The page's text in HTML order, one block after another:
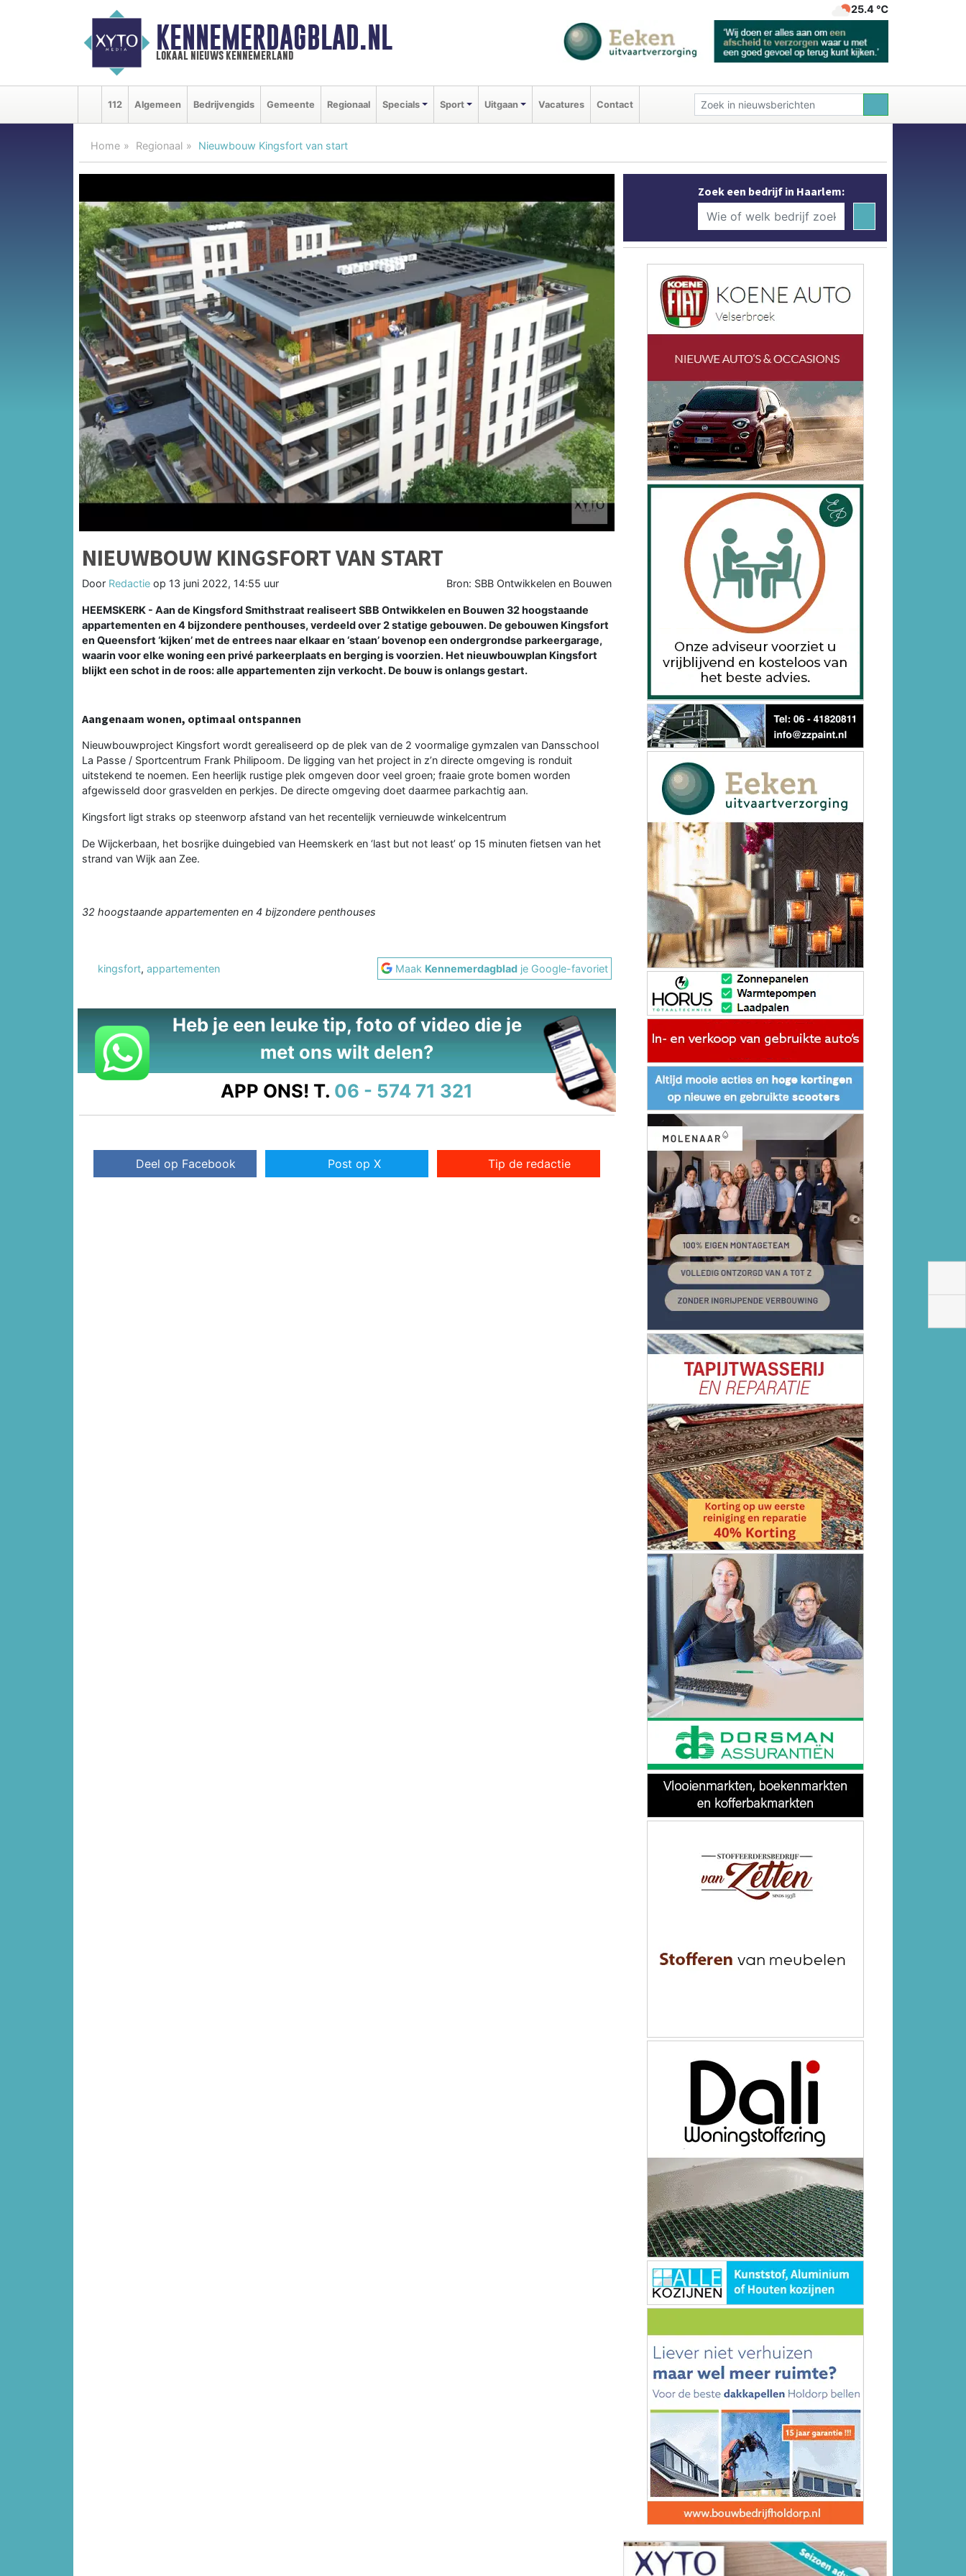
KENNEMERDAGBLAD.NL
lokaal nieuws kennemerland
25.4 ℃
112 Algemeen Bedrijvengids Gemeente Regionaal Specials Sport Uitgaan Vacatures Contact
Home Regionaal Nieuwbouw Kingsfort van start
NIEUWBOUW KINGSFORT VAN START
Door Redactie op 13 juni 2022, 14:55 uur Bron: SBB Ontwikkelen en Bouwen
HEEMSKERK - Aan de Kingsford Smithstraat realiseert SBB Ontwikkelen en Bouwen 32 hoogstaande
appartementen en 4 bijzondere penthouses, verdeeld over 2 statige gebouwen. De gebouwen Kingsfort
en Queensfort ‘kijken’ met de entrees naar elkaar en ‘staan’ bovenop een ondergrondse parkeergarage,
waarin voor elke woning een privé parkeerplaats en berging is voorzien. Het nieuwbouwplan Kingsfort
blijkt een schot in de roos: alle appartementen zijn verkocht. De bouw is onlangs gestart.
Aangenaam wonen, optimaal ontspannen
Nieuwbouwproject Kingsfort wordt gerealiseerd op de plek van de 2 voormalige gymzalen van Dansschool
La Passe / Sportcentrum Frank Philipoom. De ligging van het project in z’n directe omgeving is ronduit
uitstekend te noemen. Een heerlijk rustige plek omgeven door veel groen; fraaie grote bomen worden
afgewisseld door grasvelden en perkjes. De directe omgeving doet daarmee parkachtig aan.
Kingsfort ligt straks op steenworp afstand van het recentelijk vernieuwde winkelcentrum
De Wijckerbaan, het bosrijke duingebied van Heemskerk en ‘last but not least’ op 15 minuten fietsen van het
strand van Wijk aan Zee.
32 hoogstaande appartementen en 4 bijzondere penthouses
kingsfort, appartementen Maak Kennemerdagblad je Google-favoriet
Heb je een leuke tip, foto of video die je
met ons wilt delen?
APP ONS! T. 06 - 574 71 321
Deel op Facebook Post op X Tip de redactie
Zoek een bedrijf in Haarlem: